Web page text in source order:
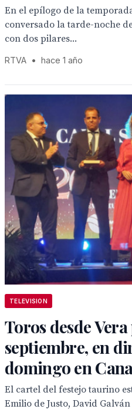
En el epílogo de la
conversado la tarde-noche
con dos pilares...
RTVA • hace 1 año
TELEVISION
Toros desde
septiembre, en
domingo en
El cartel del festejo taurino
Emilio de Justo, David